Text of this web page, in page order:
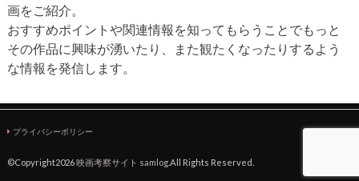
画をご紹介。
おすすめポイントや関連情報を知ってもらうことでもっと
その作品に興味が湧いたり、また観たくなったりするよう
な情報を発信します。
プライバシーポリシー
©Copyright2026映画考察サイト samlog.All Rights Reserved.